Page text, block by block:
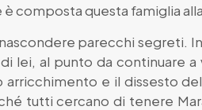
composta questa famiglia
parecchi segreti.
lei, al punto da continuare a
e il dissesto
tutti cercano di tenere